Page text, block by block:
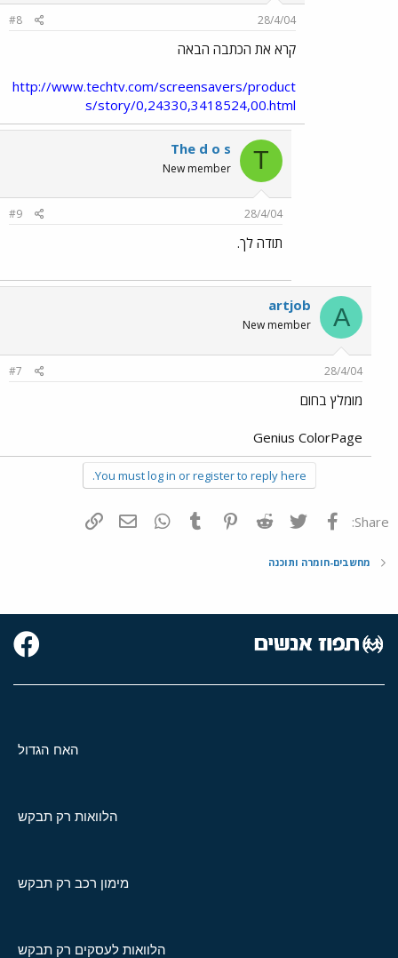
28/4/04
#8
קרא את הכתבה הבאה
http://www.techtv.com/screensavers/product
s/story/0,24330,3418524,00.html
T
The d o s
New member
28/4/04
#9
תודה לך.
A
artjob
New member
28/4/04
#7
מומלץ בחום
Genius ColorPage
You must log in or register to reply here.
Share: פייסבוק Twitter
Reddit
Pinterest
Tumblr
WhatsAppדואר אלקטרוני
מחשבים-חומרה ותוכנה
האח הגדול
הלוואות רק תבקש
מימון רכב רק תבקש
הלוואות לעסקים רק תבקש